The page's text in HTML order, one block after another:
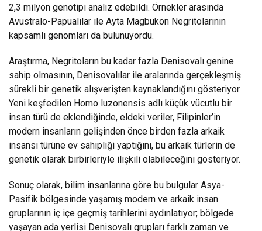
2,3 milyon genotipi analiz edebildi. Örnekler arasında
Avustralo-Papualılar ile Ayta Magbukon Negritolarının
kapsamlı genomları da bulunuyordu.
Araştırma, Negritoların bu kadar fazla Denisovalı genine
sahip olmasının, Denisovalılar ile aralarında gerçekleşmiş
sürekli bir genetik alışverişten kaynaklandığını gösteriyor.
Yeni keşfedilen Homo luzonensis adlı küçük vücutlu bir
insan türü de eklendiğinde, eldeki veriler, Filipinler’in
modern insanların gelişinden önce birden fazla arkaik
insansı türüne ev sahipliği yaptığını, bu arkaik türlerin de
genetik olarak birbirleriyle ilişkili olabileceğini gösteriyor.
Sonuç olarak, bilim insanlarına göre bu bulgular Asya-
Pasifik bölgesinde yaşamış modern ve arkaik insan
gruplarının iç içe geçmiş tarihlerini aydınlatıyor; bölgede
yaşayan ada yerlisi Denisovalı grupları farklı zaman ve